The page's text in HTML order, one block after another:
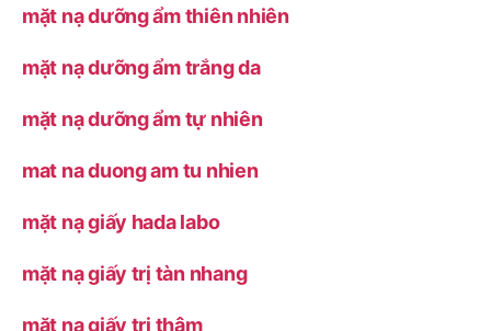
mặt nạ dưỡng ẩm thiên nhiên
mặt nạ dưỡng ẩm trắng da
mặt nạ dưỡng ẩm tự nhiên
mat na duong am tu nhien
mặt nạ giấy hada labo
mặt nạ giấy trị tàn nhang
mặt nạ giấy trị thâm